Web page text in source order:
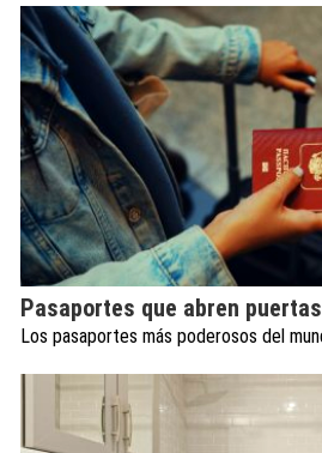
Pasaportes que abren puertas
Los pasaportes más poderosos del